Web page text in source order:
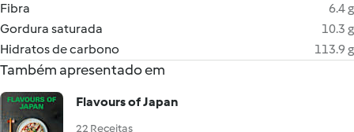
Fibra
6.4 g
Gordura saturada
10.3 g
Hidratos de carbono
113.9 g
Também apresentado em
Flavours of Japan
22 Receitas